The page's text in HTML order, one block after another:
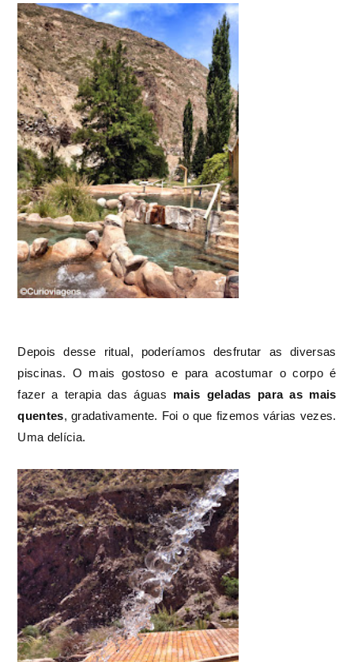
Depois desse ritual, poderíamos desfrutar as diversas
piscinas. O mais gostoso e para acostumar o corpo é
fazer a terapia das águas mais geladas para as mais
quentes, gradativamente. Foi o que fizemos várias vezes.
Uma delícia.